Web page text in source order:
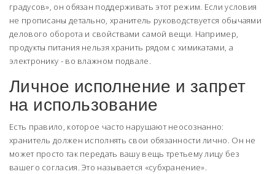
градусов», он обязан поддерживать этот режим. Если условия
не прописаны детально, хранитель руководствуется обычаями
делового оборота и свойствами самой вещи. Например,
продукты питания нельзя хранить рядом с химикатами, а
электронику - во влажном подвале.
Личное исполнение и запрет
на использование
Есть правило, которое часто нарушают неосознанно:
хранитель должен исполнять свои обязанности лично. Он не
может просто так передать вашу вещь третьему лицу без
вашего согласия. Это называется «субхранение».